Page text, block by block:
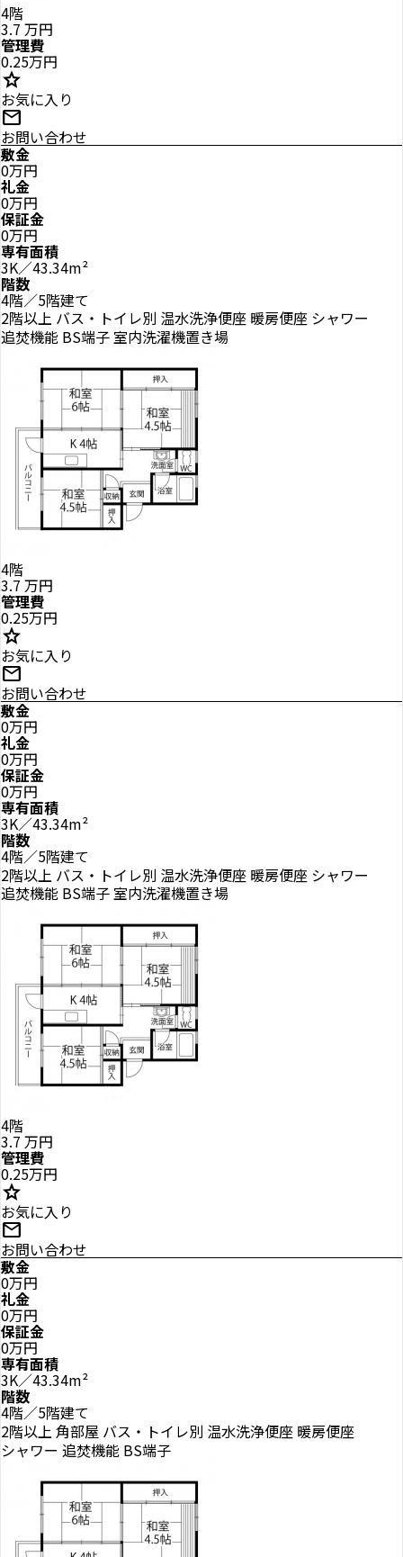
4階
3.7 万円
管理費
0.25万円
star
お気に入り
mail
お問い合わせ
敷金
0万円
礼金
0万円
保証金
0万円
専有面積
3K／43.34m²
階数
4階／5階建て
2階以上 バス・トイレ別 温水洗浄便座 暖房便座 シャワー
追焚機能 BS端子室内洗濯機置き場
4階
3.7 万円
管理費
0.25万円
star
お気に入り
mail
お問い合わせ
敷金
0万円
礼金
0万円
保証金
0万円
専有面積
3K／43.34m²
階数
4階／5階建て
2階以上 バス・トイレ別 温水洗浄便座 暖房便座 シャワー
追焚機能 BS端子室内洗濯機置き場
4階
3.7 万円
管理費
0.25万円
star
お気に入り
mail
お問い合わせ
敷金
0万円
礼金
0万円
保証金
0万円
専有面積
3K／43.34m²
階数
4階／5階建て
2階以上 角部屋 バス・トイレ別 温水洗浄便座 暖房便座
シャワー 追焚機能 BS端子